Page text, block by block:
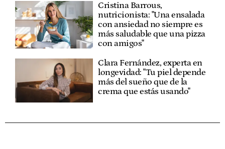
Cristina Barrous,
nutricionista: "Una ensalada
con ansiedad no siempre es
más saludable que una pizza
con amigos"
Clara Fernández, experta en
longevidad: "Tu piel depende
más del sueño que de la
crema que estás usando"